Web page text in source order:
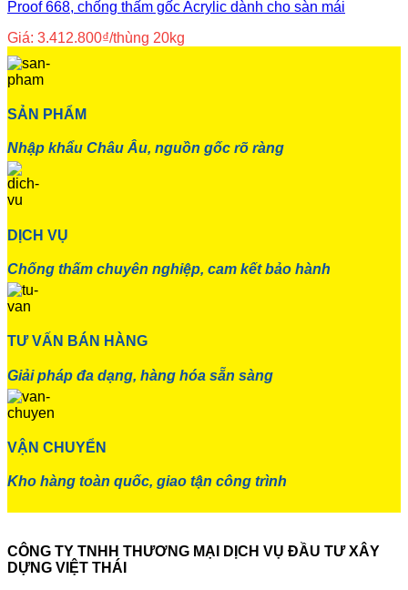
Proof 668, chống thấm gốc Acrylic dành cho sàn mái
Giá: 3.412.800₫/thùng 20kg
SẢN PHẨM
Nhập khẩu Châu Âu, nguồn gốc rõ ràng
DỊCH VỤ
Chống thấm chuyên nghiệp, cam kết bảo hành
TƯ VẤN BÁN HÀNG
Giải pháp đa dạng, hàng hóa sẵn sàng
VẬN CHUYỂN
Kho hàng toàn quốc, giao tận công trình
CÔNG TY TNHH THƯƠNG MẠI DỊCH VỤ ĐẦU TƯ XÂY
DỰNG VIỆT THÁI